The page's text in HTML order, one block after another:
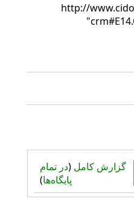
"http://
گزارش کامل (در تمام
پایگاه‌ها)